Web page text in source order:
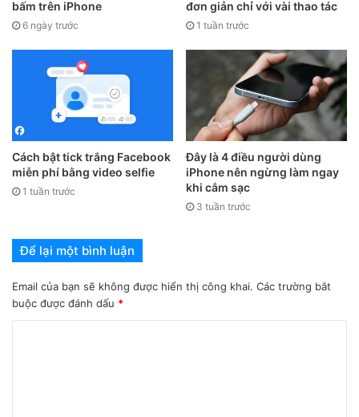
2. Cách ẩn, bỏ ẩn nội dung tin nhắn
Messenger màn hình khóa
Bước 1: Truy cập Messenger
trên điện thoại, iPhone của
bạn > Chọnbiểu tượng 3 gạch > Chọn biểu tượng Cài đặt
bấm trên iPhone
6 ngày trước
đơn giản chỉ với vài thao tác
1 tuần trước
Cách bật tick trắng Facebook
miễn phí bằng video selfie
1 tuần trước
Đây là 4 điều người dùng
iPhone nên ngừng làm ngay
khi cắm sạc
3 tuần trước
Để lại một bình luận
Email của bạn sẽ không được hiển thị công khai. Các trường bắt
buộc được đánh dấu *